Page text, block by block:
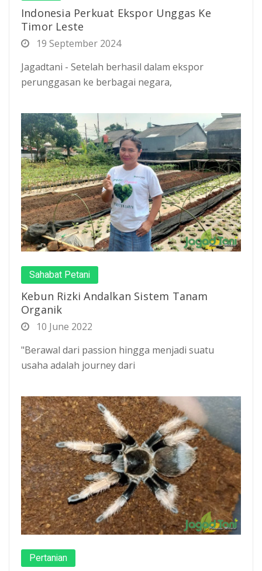
Indonesia Perkuat Ekspor Unggas Ke
Timor Leste
19 September 2024
Jagadtani - Setelah berhasil dalam ekspor
perunggasan ke berbagai negara,
Sahabat Petani
Kebun Rizki Andalkan Sistem Tanam
Organik
10 June 2022
"Berawal dari passion hingga menjadi suatu
usaha adalah journey dari
Pertanian